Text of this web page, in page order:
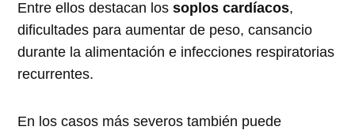
Entre ellos destacan lossoplos cardíacos,
dificultades para aumentar de peso, cansancio
durante la alimentación e infecciones respiratorias
recurrentes.
En los casos más severos también puede